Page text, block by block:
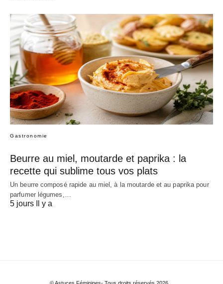
Gastronomie
Beurre au miel, moutarde et paprika : la
recette qui sublime tous vos plats
Un beurre composé rapide au miel, à la moutarde et au paprika pour
parfumer légumes,…
5 jours Il y a